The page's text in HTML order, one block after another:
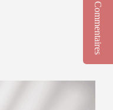
Commentaires